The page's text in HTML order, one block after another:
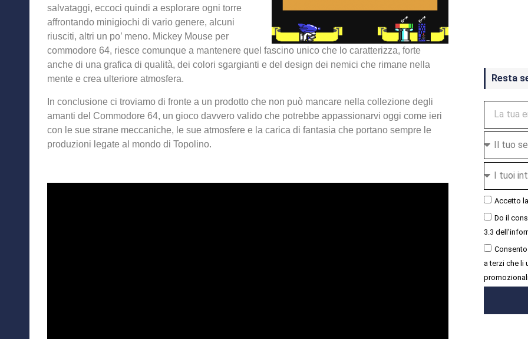
salvataggi, eccoci quindi a esplorare ogni torre
affrontando minigiochi di vario genere, alcuni
riusciti, altri un po’ meno. Mickey Mouse per
commodore 64, riesce comunque a mantenere quel fascino unico che lo caratterizza, forte
anche di una grafica di qualità, dei colori sgargianti e del design dei nemici che rimane nella
mente e crea ulteriore atmosfera.
In conclusione ci troviamo di fronte a un prodotto che non può mancare nella collezione degli
amanti del Commodore 64, un gioco davvero valido che potrebbe appassionarvi oggi come ieri
con le sue strane meccaniche, le sue atmosfere e la carica di fantasia che portano sempre le
produzioni legate al mondo di Topolino.
Resta
Accetto la
Do il
3.3
a terzi che li